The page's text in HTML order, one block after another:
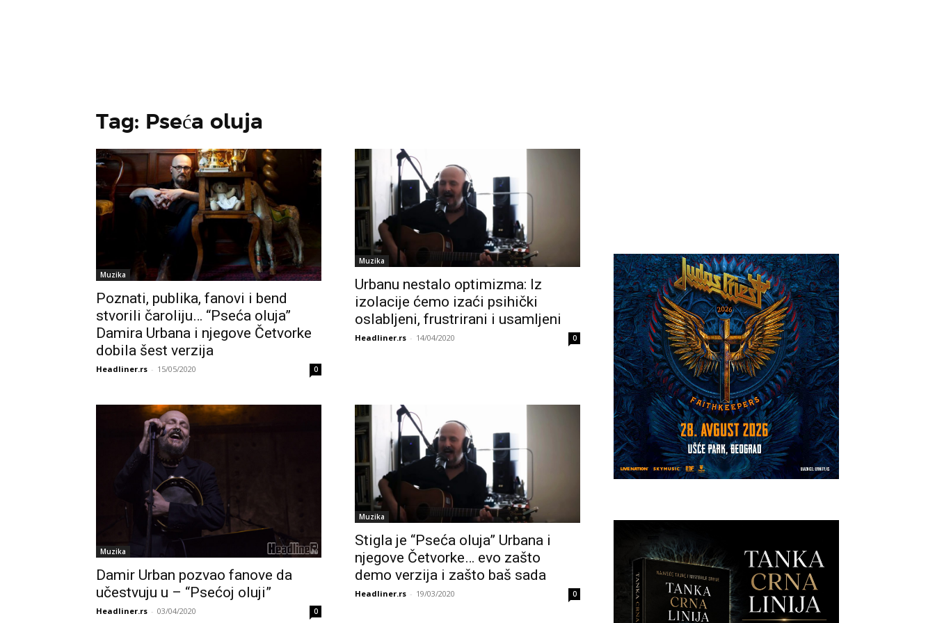
Tag: Pseća oluja
Muzika
Poznati, publika, fanovi i bend
stvorili čaroliju… “Pseća oluja”
Damira Urbana i njegove Četvorke
dobila šest verzija
Headliner.rs - 15/05/2020 0
Muzika
Urbanu nestalo optimizma: Iz
izolacije ćemo izaći psihički
oslabljeni, frustrirani i usamljeni
Headliner.rs - 14/04/2020 0
Muzika
Damir Urban pozvao fanove da
učestvuju u – “Psećoj oluji”
Headliner.rs - 03/04/2020 0
Muzika
Stigla je “Pseća oluja” Urbana i
njegove Četvorke… evo zašto
demo verzija i zašto baš sada
Headliner.rs - 19/03/2020 0